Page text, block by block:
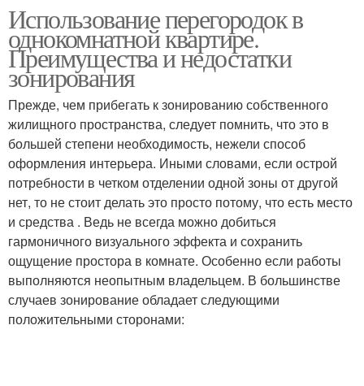
Использование перегородок в
однокомнатной квартире.
Преимущества и недостатки
зонирования
Прежде, чем прибегать к зонированию собственного
жилищного пространства, следует помнить, что это в
большей степени необходимость, нежели способ
оформления интерьера. Иными словами, если острой
потребности в четком отделении одной зоны от другой
нет, то не стоит делать это просто потому, что есть место
и средства . Ведь не всегда можно добиться
гармоничного визуального эффекта и сохранить
ощущение простора в комнате. Особенно если работы
выполняются неопытным владельцем. В большинстве
случаев зонирование обладает следующими
положительными сторонами: